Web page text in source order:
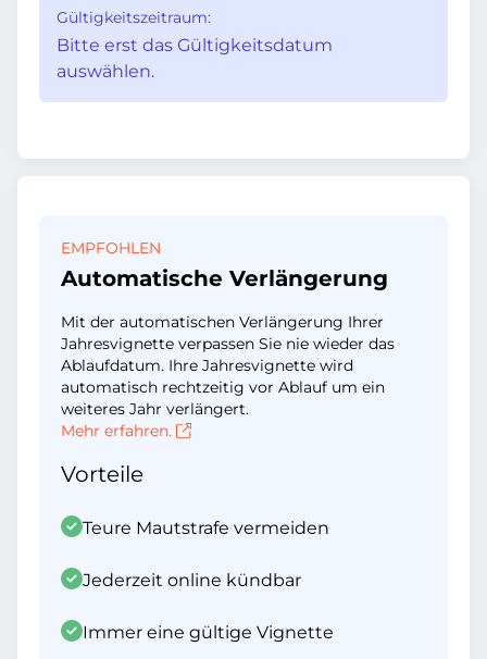
Gültigkeitszeitraum:
Bitte erst das Gültigkeitsdatum
auswählen.
EMPFOHLEN
Automatische Verlängerung
Mit der automatischen Verlängerung Ihrer
Jahresvignette verpassen Sie nie wieder das
Ablaufdatum. Ihre Jahresvignette wird
automatisch rechtzeitig vor Ablauf um ein
weiteres Jahr verlängert.
Mehr erfahren.
Vorteile
Teure Mautstrafe vermeiden
Jederzeit online kündbar
Immer eine gültige Vignette